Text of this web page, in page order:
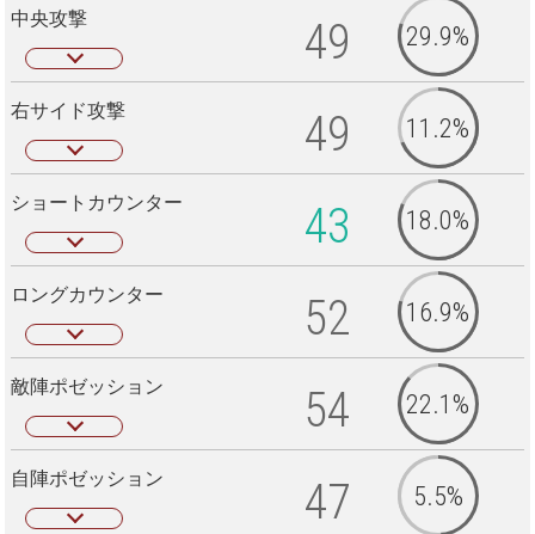
中央攻撃 49 29.9%
右サイド攻撃 49 11.2%
ショートカウンター 43 18.0%
ロングカウンター 52 16.9%
敵陣ポゼッション 54 22.1%
自陣ポゼッション 47 5.5%